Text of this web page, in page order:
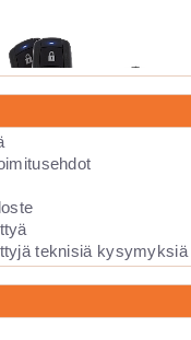
Laite soveltuu KAIKK...
kauko-
Viper 211HV
teknisiä kysymyksiä